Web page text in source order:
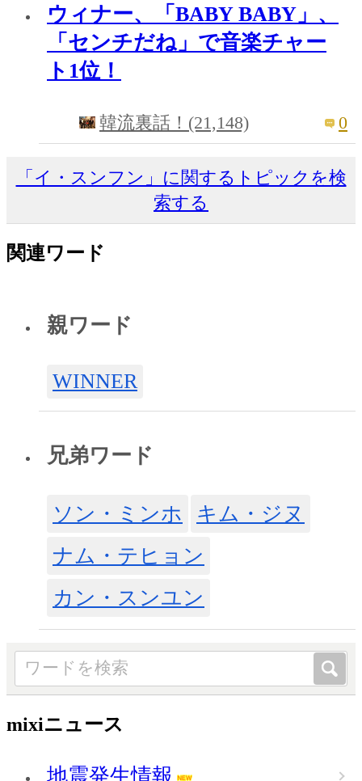
ウィナー、「BABY BABY」、
「センチだね」で音楽チャー
ト1位！
韓流裏話！(21,148) 0
「イ・スンフン」に関するトピックを検
索する
関連ワード
親ワード
WINNER
兄弟ワード
ソン・ミンホ
キム・ジヌ
ナム・テヒョン
カン・スンユン
mixiニュース
地震発生情報